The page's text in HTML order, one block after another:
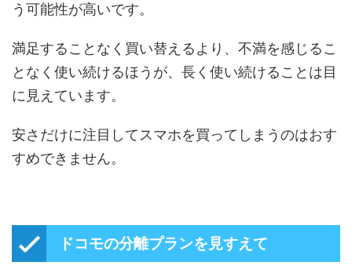
う可能性が高いです。
満足することなく買い替えるより、不満を感じるこ
となく使い続けるほうが、長く使い続けることは目
に見えています。
安さだけに注目してスマホを買ってしまうのはおす
すめできません。
ドコモの分離プランを見すえて